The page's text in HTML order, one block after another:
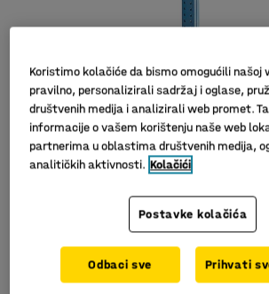
Koristimo kolačiće da bismo omogućili našoj
pravilno, personalizirali sadržaj i oglase,
društvenih medija i analizirali web promet.
informacije o vašem korištenju naše web
partnerima u oblastima društvenih medija,
analitičkih aktivnosti. Kolačići
Postavke kolačića
Odbaci sve Prihvati